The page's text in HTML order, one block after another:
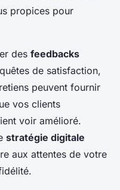
propices pour
des feedbacks
de satisfaction,
peuvent fournir
vos clients
voir amélioré.
stratégie digitale
aux attentes de votre